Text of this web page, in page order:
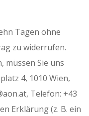
Tagen ohne
zu widerrufen.
müssen Sie uns
4, 1010 Wien,
Telefon: +43
Erklärung (z. B. ein